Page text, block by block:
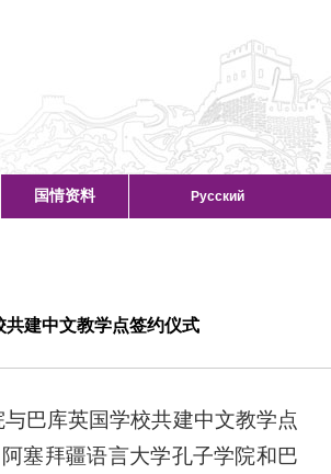
国情资料 Русский
建中文教学点签约仪式
巴库英国学校共建中文教学点
塞拜疆语言大学孔子学院和巴